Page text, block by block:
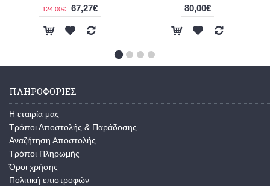
124,00€ 67,27€ 80,00€
ΠΛΗΡΟΦΟΡΙΕΣ
Η εταιρία μας
Τρόποι Αποστολής & Παράδοσης
Αναζήτηση Αποστολής
Τρόποι Πληρωμής
Όροι χρήσης
Πολιτική επιστροφών